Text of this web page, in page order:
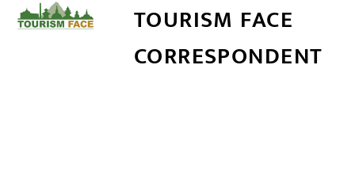
TOURISM FACE
CORRESPONDENT